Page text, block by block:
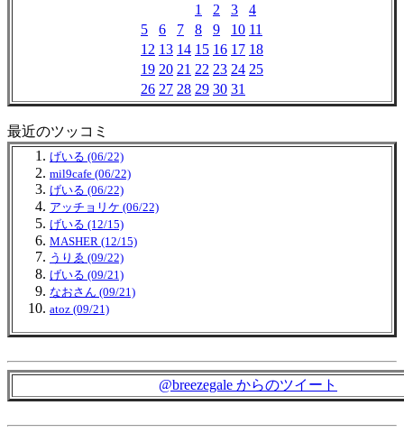
1
2 3
4
5
6 7 8 9 10 11
12 13 14 15 16 17 18
19 20 21 22 23 24 25
26 27 28 29 30 31
最近のツッコミ
げいる (06/22)
mil9cafe (06/22)
げいる (06/22)
アッチョリケ (06/22)
げいる (12/15)
MASHER (12/15)
うりゑ (09/22)
げいる (09/21)
なおさん (09/21)
atoz (09/21)
@breezegale からのツイート